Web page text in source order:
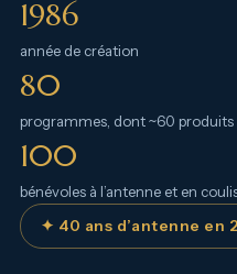
1986
année de création
80
programmes, dont ~60 produits
100
bénévoles à l’antenne et en
✦ 40 ans d’antenne en